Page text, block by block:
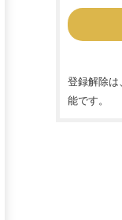
ア
ド
レ
登録解除は
能です。